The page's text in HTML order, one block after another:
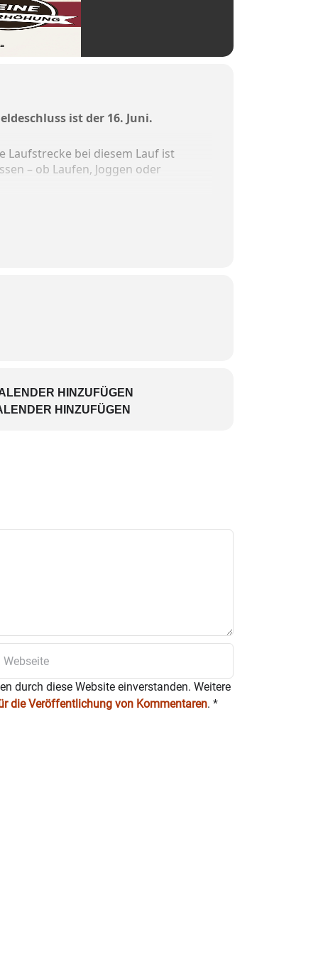
ist der 16. Juni.
Laufstrecke bei diesem Lauf ist
– ob Laufen, Joggen oder
HINZUFÜGEN
HINZUFÜGEN
durch diese Website einverstanden. Weitere
die Veröffentlichung von Kommentaren. *